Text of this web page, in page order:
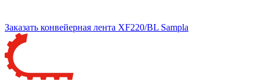
Заказать конвейерная лента XF220/BL Sampla